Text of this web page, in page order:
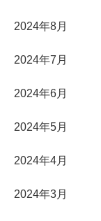
2024年8月
2024年7月
2024年6月
2024年5月
2024年4月
2024年3月